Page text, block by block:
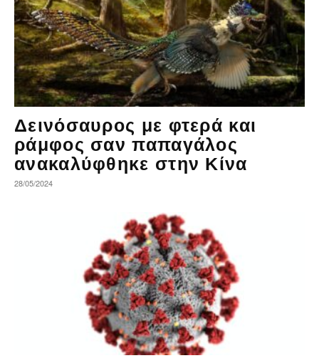
Δεινόσαυρος με φτερά και
ράμφος σαν παπαγάλος
ανακαλύφθηκε στην Κίνα
28/05/2024